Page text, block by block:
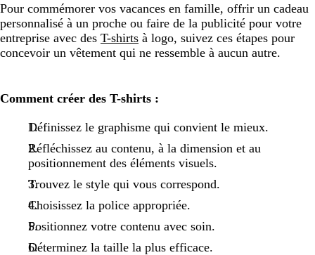
Pour commémorer vos vacances en famille, offrir un cadeau
personnalisé à un proche ou faire de la publicité pour votre
entreprise avec des T-shirts à logo, suivez ces étapes pour
concevoir un vêtement qui ne ressemble à aucun autre.
Comment créer des T-shirts :
Définissez le graphisme qui convient le mieux.
Réfléchissez au contenu, à la dimension et au
positionnement des éléments visuels.
Trouvez le style qui vous correspond.
Choisissez la police appropriée.
Positionnez votre contenu avec soin.
Déterminez la taille la plus efficace.